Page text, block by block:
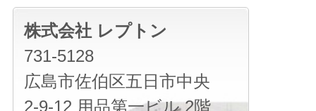
株式会社 レプトン
731-5128
広島市佐伯区五日市中央
2-9-12 用品第一ビル 2階